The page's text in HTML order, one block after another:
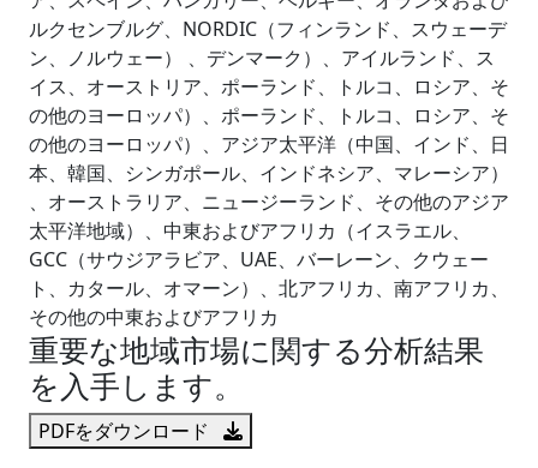
ルクセンブルグ、NORDIC（フィンランド、スウェーデ
ン、ノルウェー） 、デンマーク）、アイルランド、ス
イス、オーストリア、ポーランド、トルコ、ロシア、そ
の他のヨーロッパ）、ポーランド、トルコ、ロシア、そ
の他のヨーロッパ）、アジア太平洋（中国、インド、日
本、韓国、シンガポール、インドネシア、マレーシア）
、オーストラリア、ニュージーランド、その他のアジア
太平洋地域）、中東およびアフリカ（イスラエル、
GCC（サウジアラビア、UAE、バーレーン、クウェー
ト、カタール、オマーン）、北アフリカ、南アフリカ、
その他の中東およびアフリカ
重要な地域市場に関する分析結果
を入手します。
PDFをダウンロード